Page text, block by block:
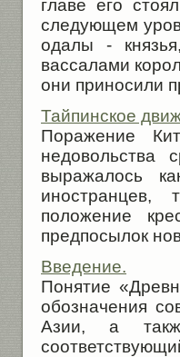
главе его
следующем
одалы -
вассалами
они приносили
Тайпинское
Поражение
недовольства
выражалось
иностранцев,
положение
предпосылок
Введение.
Понятие
обозначения
Азии, а